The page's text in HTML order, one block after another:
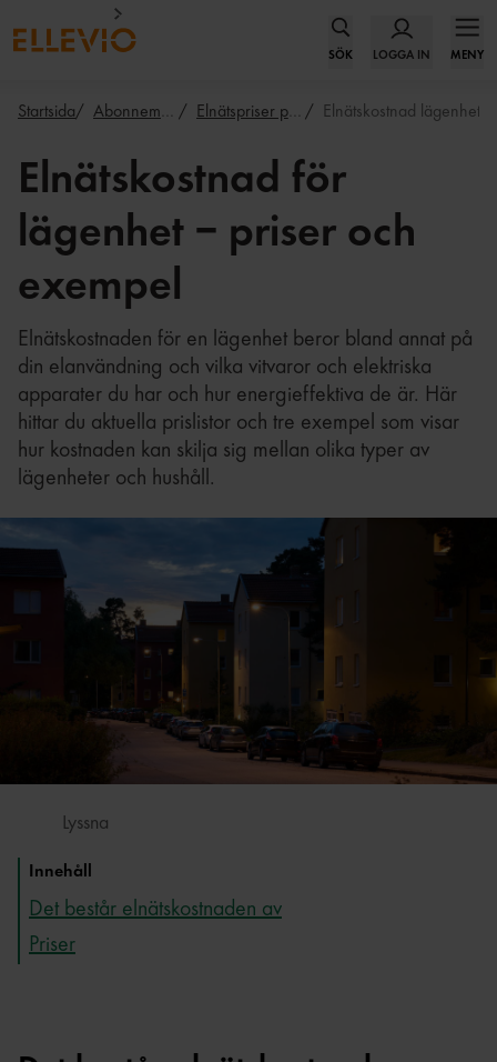
SÖK LOGGA IN MENY
Startsida Elnätspriser privat Elnätskostnad lägenhet
Elnätskostnad för
lägenhet – priser och
exempel
Elnätskostnaden för en lägenhet beror bland annat på
din elanvändning och vilka vitvaror och elektriska
apparater du har och hur energieffektiva de är. Här
hittar du aktuella prislistor och tre exempel som visar
hur kostnaden kan skilja sig mellan olika typer av
lägenheter och hushåll.
Lyssna
Innehåll
Det består elnätskostnaden av
Priser